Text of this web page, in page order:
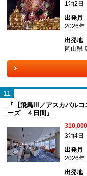
1泊2日
出発月
2026
出発地
岡山県
11
『【飛鳥III／アスカバル
ーズ ４日間』
3泊4日
出発月
2026
出発地